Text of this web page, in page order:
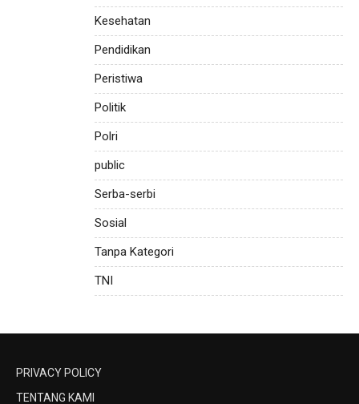
Kesehatan
Pendidikan
Peristiwa
Politik
Polri
public
Serba-serbi
Sosial
Tanpa Kategori
TNI
PRIVACY POLICY
TENTANG KAMI